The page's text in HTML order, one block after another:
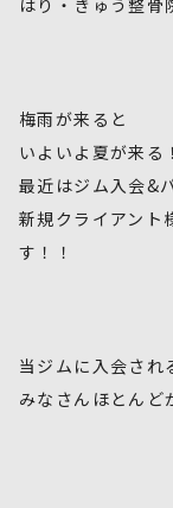
はり・きゅう整骨
梅雨が来ると
いよいよ夏が来る
最近はジム入会&
新規クライアント
す！！
当ジムに入会され
みなさんほとんど